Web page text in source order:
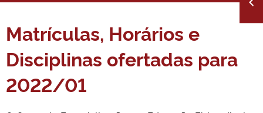
Matrículas, Horários e
Disciplinas ofertadas para
2022/01